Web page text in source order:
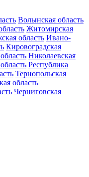
Волынская область
Житомирская
область Ивано-
Кировоградская
Николаевская
Республика
Тернопольская
область
Черниговская